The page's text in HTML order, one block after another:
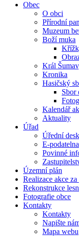
Obec
O obci
Přírodní
Muzeum
Boží muka
Král
Kronika
Hasičský
Sbor
Kalendář
Aktuality
Úřad
Úřední
E-podatelna
Povinné
Územní plán
Realizace akce
Rekonstrukce
Fotografie obce
Kontakty
Kontakty
Napište
Mapa webu